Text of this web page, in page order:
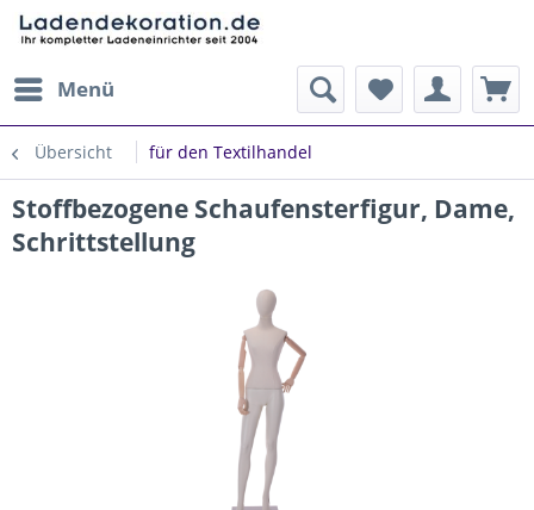
Menü
Übersicht für den Textilhandel
Stoffbezogene Schaufensterfigur, Dame,
Schrittstellung